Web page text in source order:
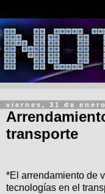
viernes, 31 de
transporte
*El arrendamiento de
tecnologías en el